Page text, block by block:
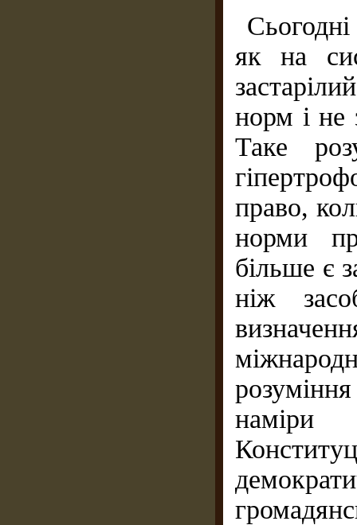
як на
норм і не
Таке
право,
норми
більше є
ніж
наміри